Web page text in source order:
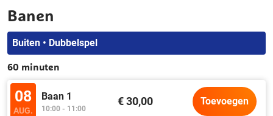
Banen
Buiten • Dubbelspel
60 minuten
08
AUG.
Baan 1
10:00 - 11:00
€ 30,00 Toevoegen